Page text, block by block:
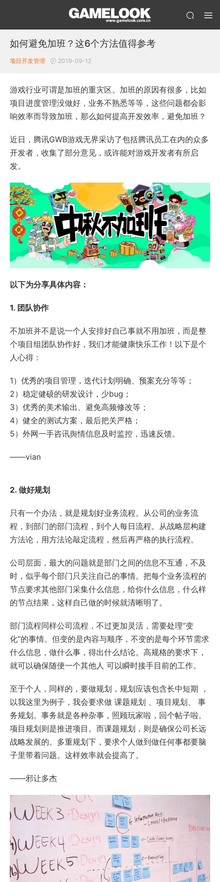
如何避免加班？这6个方法值得参考
项目开发管理 2019-09-12
游戏行业可谓是加班的重灾区。加班的原因有很多，比如
项目进度管理没做好，业务不熟悉等等，这些问题都会影
响效率而导致加班，那么如何提高开发效率，避免加班？
近日，腾讯GWB游戏无界采访了包括腾讯员工在内的众多
开发者，收集了部分意见，或许能对游戏开发者有所启
发。
以下为分享具体内容：
1. 团队协作
不加班并不是说一个人安排好自己事就不用加班，而是整
个项目组团队协作好，我们才能健康快乐工作！以下是个
人心得：
1）优秀的项目管理，迭代计划明确、预案充分等等；
2）稳定健硕的研发设计，少bug；
3）优秀的美术输出、避免高频修改等；
4）健全的测试方案，最后把关严格；
5）外网一手咨讯舆情信息及时监控，迅速反馈。
——vian
2. 做好规划
只有一个办法，就是规划好业务流程。从公司的业务流
程，到部门的部门流程，到个人每日流程。从战略层构建
方法论，用方法论敲定流程，然后再严格的执行流程。
公司层面，最大的问题就是部门之间的信息不互通，不及
时，似乎每个部门只关注自己的事情。把每个业务流程的
节点要求其他部门采集什么信息，给你什么信息，什么样
的节点结果，这样自己做的时候就清晰明了。
部门流程同样公司流程，不过更加灵活，需要处理“变
化”的事情。但变的是内容与顺序，不变的是每个环节需求
什么信息，做什么事，得出什么结论。高规格的要求下，
就可以确保随便一个其他人 可以瞬时接手目前的工作。
至于个人，同样的，要做规划，规划应该包含长中短期 ，
以我这里为例子，我会要求做 课题规划 、项目规划、 事
务规划。事务就是各种杂事，照顾玩家啦，回个帖子啦。
项目规划则是推进项目。而课题规划，则是确保公司长远
战略发展的。多重规划下，要求个人做到做任何事都要脑
子里带着问题。这样效率就会提高了。
——邪让多杰